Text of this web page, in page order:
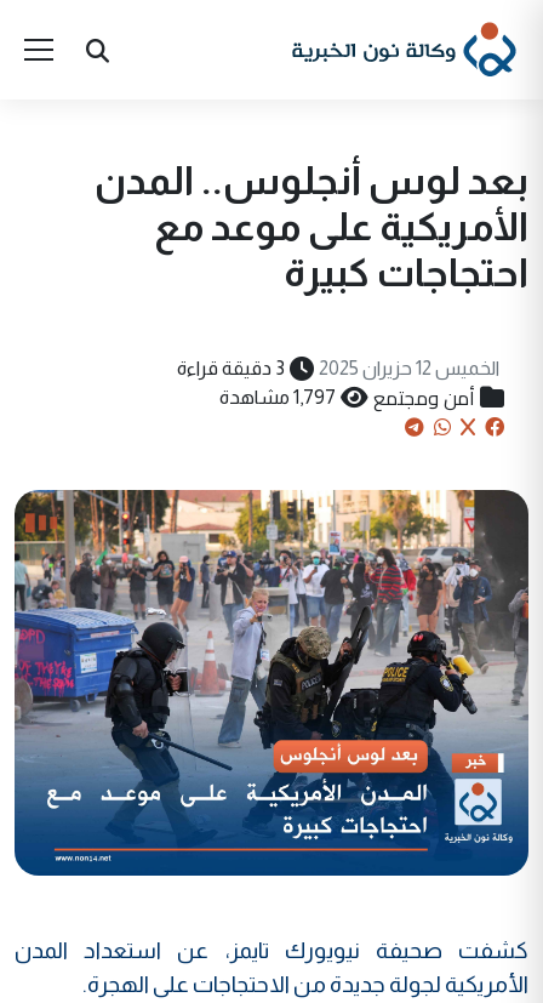
بعد لوس أنجلوس.. المدن
الأمريكية على موعد مع
احتجاجات كبيرة
الخميس 12 حزيران 2025 3 دقيقة قراءة
أمن ومجتمع 1,797 مشاهدة
كشفت صحيفة نيويورك تايمز، عن استعداد المدن
الأمريكية لجولة جديدة من الاحتجاجات على الهجرة.